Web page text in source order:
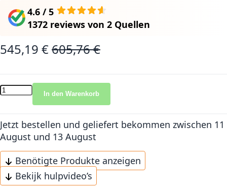
4.6 / 5
1372 reviews von 2 Quellen
Sonderangebot
545,19 € Normalpreis
605,76 €
In den Warenkorb
Jetzt bestellen und geliefert bekommen zwischen 11
August und 13 August
Benötigte Produkte anzeigen
Bekijk hulpvideo’s